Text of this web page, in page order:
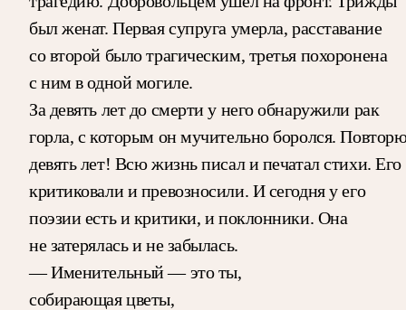
был женат. Первая супруга умерла, расставание
со второй было трагическим, третья похоронена
с ним в одной могиле.
За девять лет до смерти у него обнаружили рак
горла, с которым он мучительно боролся.
девять лет! Всю жизнь писал и печатал стихи. Его
критиковали и превозносили. И сегодня у его
поэзии есть и критики, и поклонники. Она
не затерялась и не забылась.
— Именительный — это ты,
собирающая цветы,